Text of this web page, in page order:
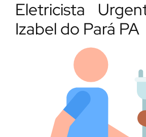
Eletricista
Izabel do Pará PA